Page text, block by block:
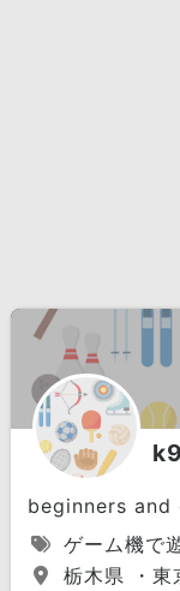
beginners and
ゲーム機で
栃木県 ・